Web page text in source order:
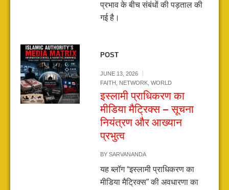
प्रभाव के बीच संबंधों की पड़ताल की
गई है।
POST
JUNE 13, 2026
FAITH
NETWORK, WORLD
इस्लामी प्राधिकरण का
मीडिया मैट्रिक्स – सूचना
नियंत्रण और आख्यान
प्रभुत्व
BY SARVANANDA
यह ब्लॉग “इस्लामी प्राधिकरण का
मीडिया मैट्रिक्स” की अवधारणा का